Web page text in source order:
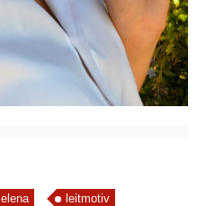
elena leitmotiv